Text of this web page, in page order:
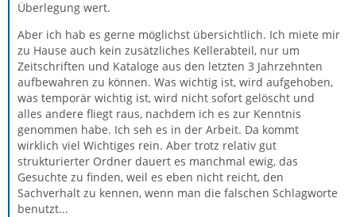
Überlegung wert.
Aber ich hab es gerne möglichst übersichtlich. Ich miete mir
zu Hause auch kein zusätzliches Kellerabteil, nur um
Zeitschriften und Kataloge aus den letzten 3 Jahrzehnten
aufbewahren zu können. Was wichtig ist, wird aufgehoben,
was temporär wichtig ist, wird nicht sofort gelöscht und
alles andere fliegt raus, nachdem ich es zur Kenntnis
genommen habe. Ich seh es in der Arbeit. Da kommt
wirklich viel Wichtiges rein. Aber trotz relativ gut
strukturierter Ordner dauert es manchmal ewig, das
Gesuchte zu finden, weil es eben nicht reicht, den
Sachverhalt zu kennen, wenn man die falschen Schlagworte
benutzt...